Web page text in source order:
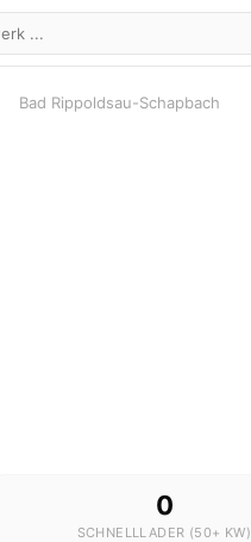
Bad Rippoldsau-Schapbach
0
SCHNELLLADER (50+ KW)